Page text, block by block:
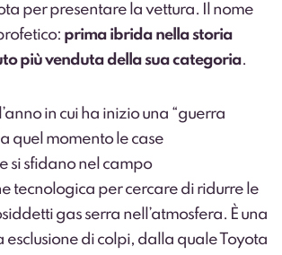
per presentare la vettura. Il nome
prima ibrida nella storia
più venduta della sua categoria.
in cui ha inizio una “guerra
quel momento le case
si sfidano nel campo
tecnologica per cercare di ridurre le
gas serra nell’atmosfera. È una
esclusione di colpi, dalla quale Toyota